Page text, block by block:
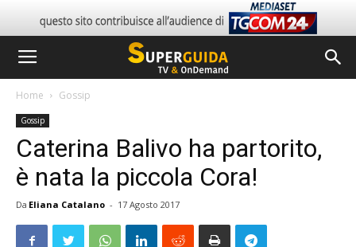
Home Gossip
Gossip
Caterina Balivo ha partorito,
è nata la piccola Cora!
Da Eliana Catalano - 17 Agosto 2017